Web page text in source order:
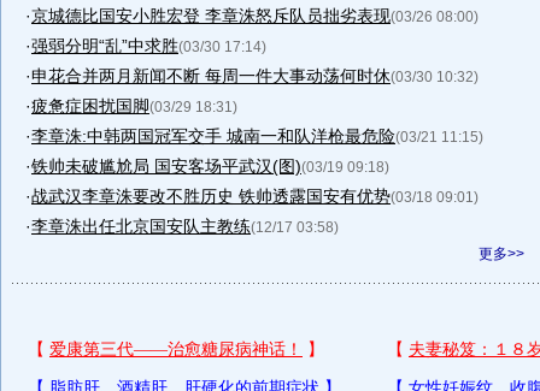
·京城德比国安小胜宏登 李章洙怒斥队员拙劣表现(03/26 08:00)
·强弱分明“乱”中求胜(03/30 17:14)
·申花合并两月新闻不断 每周一件大事动荡何时休(03/30 10:32)
·疲惫症困扰国脚(03/29 18:31)
·李章洙:中韩两国冠军交手 城南一和队洋枪最危险(03/21 11:15)
·铁帅未破尴尬局 国安客场平武汉(图)(03/19 09:18)
·战武汉李章洙要改不胜历史 铁帅透露国安有优势(03/18 09:01)
·李章洙出任北京国安队主教练(12/17 03:58)
更多>>